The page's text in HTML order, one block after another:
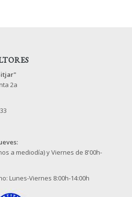
2a
a mediodía) y Viernes de 8'00h-
Lunes-Viernes 8:00h-14:00h